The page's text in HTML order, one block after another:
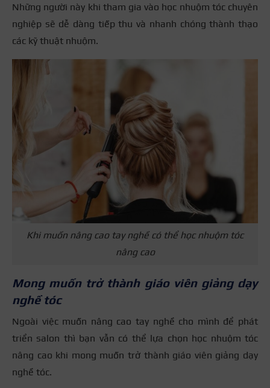
Những người này khi tham gia vào học nhuộm tóc chuyên
nghiệp sẽ dễ dàng tiếp thu và nhanh chóng thành thạo
các kỹ thuật nhuộm.
Khi muốn nâng cao tay nghề có thể học nhuộm tóc
nâng cao
Mong muốn trở thành giáo viên giảng dạy
nghề tóc
Ngoài việc muốn nâng cao tay nghề cho mình để phát
triển salon thì bạn vẫn có thể lựa chọn học nhuộm tóc
nâng cao khi mong muốn trở thành giáo viên giảng dạy
nghề tóc.